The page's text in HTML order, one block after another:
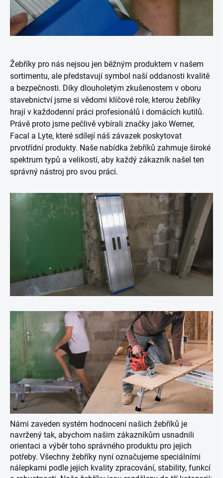
Žebříky pro nás nejsou jen běžným produktem v našem
sortimentu, ale představují symbol naší oddanosti kvalitě
a bezpečnosti. Díky dlouholetým zkušenostem v oboru
stavebnictví jsme si vědomi klíčové role, kterou žebříky
hrají v každodenní práci profesionálů i domácích kutilů.
Právě proto jsme pečlivě vybírali značky jako Werner,
Facal a Lyte, které sdílejí náš závazek poskytovat
prvotřídní produkty. Naše nabídka žebříků zahrnuje široké
spektrum typů a velikostí, aby každý zákazník našel ten
správný nástroj pro svou práci.
Námi zaveden systém hodnocení našich žebříků je
navržený tak, abychom našim zákazníkům usnadnili
orientaci a výběr toho správného produktu pro jejich
potřeby. Všechny žebříky nyní označujeme speciálními
nálepkami podle jejich kvality zpracování, stability, funkcí